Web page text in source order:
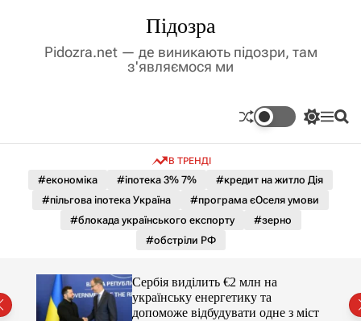
Підозра
Pidozra.net — де виникають підозри, там
з'являємося ми
П
м
к
а
р
М П
В ТРЕНДІ
#економіка #іпотека 3% 7%
#кредит на житло Дія
#пільгова іпотека Україна
#програма єОселя умови
#блокада українського експорту
#зерно
#обстріли РФ
Сербія виділить €2 млн на
українську енергетику та
допоможе відбудувати одне з міст